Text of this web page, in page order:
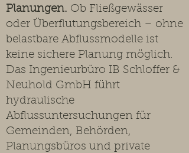
Planungen. Ob Fließgewässer
oder Überflutungsbereich – ohne
belastbare Abflussmodelle ist
keine sichere Planung möglich.
Das Ingenieurbüro IB Schloffer &
Neuhold GmbH führt
hydraulische
Abflussuntersuchungen für
Gemeinden, Behörden,
Planungsbüros und private